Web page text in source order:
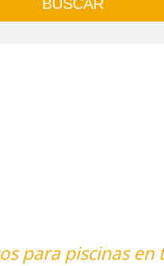
para piscinas en